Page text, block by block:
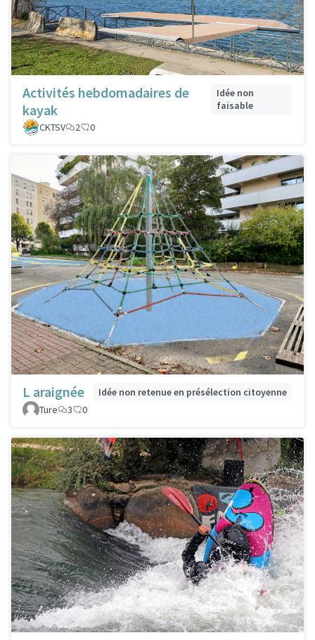
Activités hebdomadaires de
kayak
Idée non
faisable
CKTSV
2 0
L araignée
Idée non retenue en présélection citoyenne
Ture
3 0